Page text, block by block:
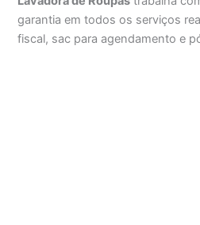
garantia em todos os serviços
fiscal, sac para agendamento e